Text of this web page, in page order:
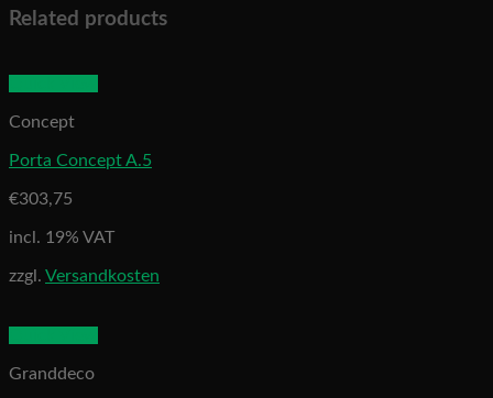
Related products
Concept
Porta Concept A.5
€303,75
incl. 19% VAT
zzgl. Versandkosten
Granddeco